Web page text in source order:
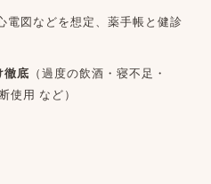
電図などを想定、薬手帳と健診
徹底 （過度の飲酒・寝不足・
使用 など）